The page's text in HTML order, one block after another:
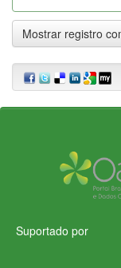
Mostrar registro
Suportado por